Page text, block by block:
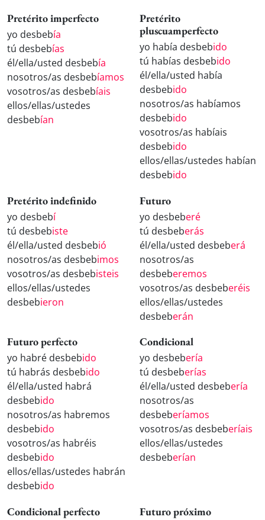
Pretérito imperfecto
yo desbebía
tú desbebías
él/ella/usted desbebía
nosotros/as desbebíamos
vosotros/as desbebíais
ellos/ellas/ustedes
desbebían
Pretérito
pluscuamperfecto
yo había desbebido
tú habías desbebido
él/ella/usted había
desbebido
nosotros/as habíamos
desbebido
vosotros/as habíais
desbebido
ellos/ellas/ustedes habían
desbebido
Pretérito indefinido
yo desbebí
tú desbebiste
él/ella/usted desbebió
nosotros/as desbebimos
vosotros/as desbebisteis
ellos/ellas/ustedes
desbebieron
Futuro
yo desbeberé
tú desbeberás
él/ella/usted desbeberá
nosotros/as
desbeberemos
vosotros/as desbeberéis
ellos/ellas/ustedes
desbeberán
Futuro perfecto
yo habré desbebido
tú habrás desbebido
él/ella/usted habrá
desbebido
nosotros/as habremos
desbebido
vosotros/as habréis
desbebido
ellos/ellas/ustedes habrán
desbebido
Condicional
yo desbebería
tú desbeberías
él/ella/usted desbebería
nosotros/as
desbeberíamos
vosotros/as desbeberíais
ellos/ellas/ustedes
desbeberían
Condicional perfecto Futuro próximo